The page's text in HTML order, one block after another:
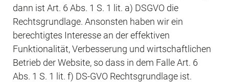
dann ist Art. 6 Abs. 1 S. 1 lit. a) DSGVO die
Rechtsgrundlage. Ansonsten haben wir ein
berechtigtes Interesse an der effektiven
Funktionalität, Verbesserung und wirtschaftlichen
Betrieb der Website, so dass in dem Falle Art. 6
Abs. 1 S. 1 lit. f) DS-GVO Rechtsgrundlage ist.